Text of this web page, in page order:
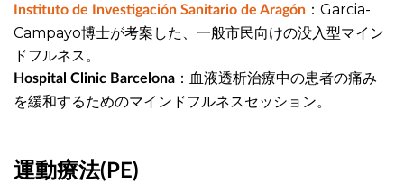
Instituto de Investigación Sanitario de Aragón ：Garcia-
Campayo博士が考案した、一般市民向けの没入型マイン
ドフルネス。
Hospital Clinic Barcelona ：血液透析治療中の患者の痛み
を緩和するためのマインドフルネスセッション。
運動療法(PE)